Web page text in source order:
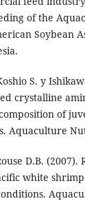
of the
Soybean
S. y
crystalline
of
Aquaculture
D.B.
white